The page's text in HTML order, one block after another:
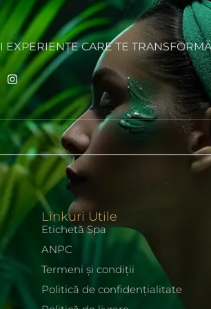
EXPERIENȚE CARE TE TRANSFORMĂ
Linkuri Utile
Etichetă Spa
ANPC
Termeni și condiții
Politică de confidențialitate